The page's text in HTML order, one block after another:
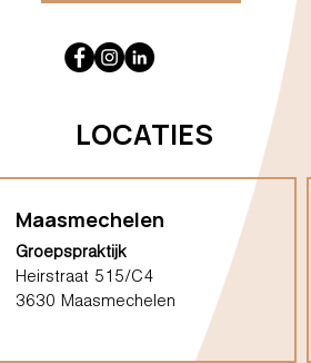
LOCATIES
Maasmechelen
Groepspraktijk
Heirstraat 515/C4
3630 Maasmechelen